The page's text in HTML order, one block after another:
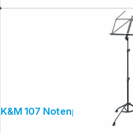
K&M 107 Notenpult schwarz